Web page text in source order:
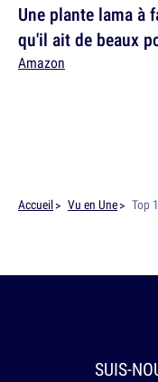
Une plante lama à
qu'il ait de beaux
Amazon
Accueil Vu en Une Top
SUIS-